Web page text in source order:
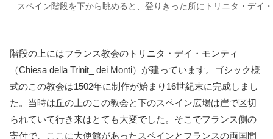
スペイン階段を下から眺めると、登りきった所にトリニタ・デイ
階段の上にはフランス教会のトリニタ・デイ・モンティ
（Chiesa della Trinit_ dei Monti）が建っています。ゴシック様
式のこの教会は1502年に制作が始まり16世紀末に完成しまし
た。当時は丘の上のこの教会と下のスペイン広場は崖で区切
られていて行き来はとても大変でした。そこでフランス側の
寄付で、ここに大使館があったスペインとフランスの両国間